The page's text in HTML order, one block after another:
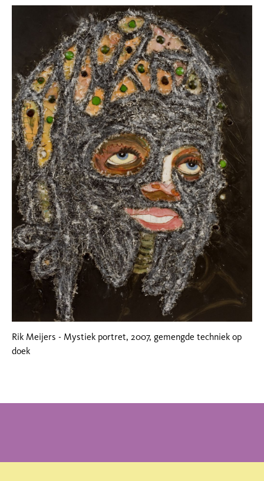
Rik Meijers - Mystiek portret, 2007, gemengde techniek op
doek